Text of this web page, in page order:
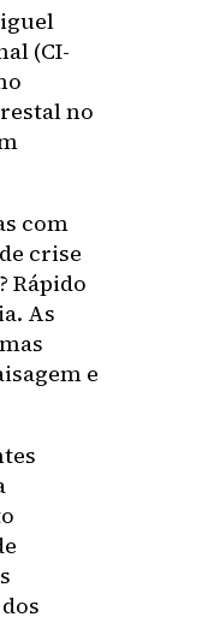
(CI-
no
com
crise
Rápido
As
e